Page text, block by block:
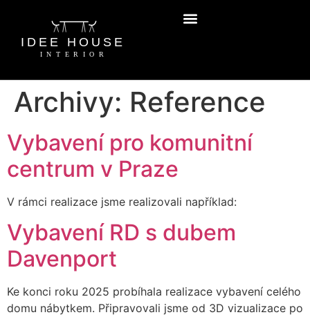
Archivy: Reference
Vybavení pro komunitní
centrum v Praze
V rámci realizace jsme realizovali například:
Vybavení RD s dubem
Davenport
Ke konci roku 2025 probíhala realizace vybavení celého
domu nábytkem. Připravovali jsme od 3D vizualizace po